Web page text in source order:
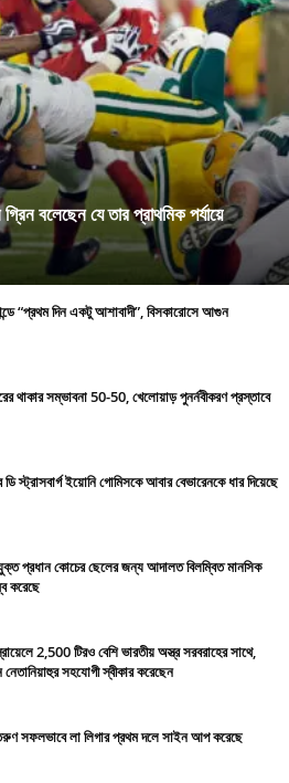
বলেছেন যে তার প্রাথমিক পর্যায়ে
“প্রথম দিন একটু আশাবাদী”, বিসকারোসে আগুন
থাকার সম্ভাবনা 50-50, খেলোয়াড় পুনর্নবীকরণ প্রস্তাবে
স্ট্রাসবার্গ ইয়োনি গোমিসকে আবার বেভারেনকে ধার দিয়েছে
প্রধান কোচের ছেলের জন্য আদালত বিলম্বিত মানসিক
করেছে
2,500 টিরও বেশি ভারতীয় অস্ত্র সরবরাহের সাথে,
নেতানিয়াহুর সহযোগী স্বীকার করেছেন
তরুণ সফলভাবে লা লিগার প্রথম দলে সাইন আপ করেছে